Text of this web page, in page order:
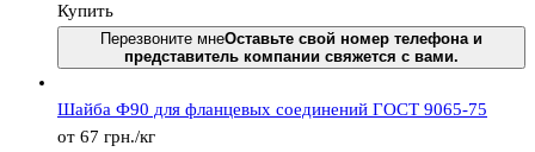
Купить
Перезвоните мнеОставьте свой номер телефона и
представитель компании свяжется с вами.
Шайба Ф90 для фланцевых соединений ГОСТ 9065-75
от 67 грн./кг